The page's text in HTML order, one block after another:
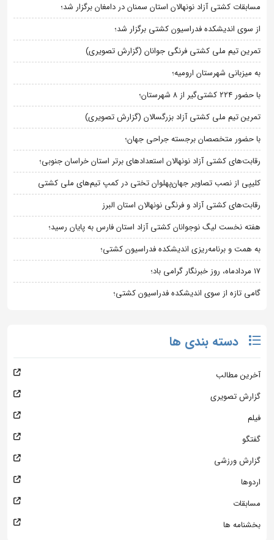
مسابقات کشتی آزاد نونهالان استان سمنان در دامغان برگزار شد؛
از سوی اندیشکده فدراسیون کشتی برگزار شد؛
تمرین تیم ملی کشتی فرنگی جوانان (گزارش تصویری)
به میزبانی شهرستان ارومیه؛
با حضور ۲۲۴ کشتی‌گیر از ۸ شهرستان؛
تمرین تیم ملی کشتی آزاد بزرگسالان (گزارش تصویری)
با حضور متخصصان برجسته جراحی جهان؛
رقابت‌های کشتی آزاد نونهالان استعدادهای برتر استان خراسان جنوبی؛
کلیپی از نصب تصاویر جهان‌پهلوان تختی در کمپ تیم‌های ملی کشتی
رقابت‌های کشتی آزاد و فرنگی نونهالان استان البرز
هفته نخست لیگ نوجوانان کشتی آزاد استان فارس به پایان رسید؛
به همت و برنامه‌ریزی اندیشکده فدراسیون کشتی؛
۱۷ مردادماه، روز خبرنگار گرامی باد؛
گامی تازه از سوی اندیشکده فدراسیون کشتی؛
دسته بندی ها
آخرین مطالب
گزارش تصویری
فیلم
گفتگو
گزارش ورزشی
اردوها
مسابقات
بخشنامه ها